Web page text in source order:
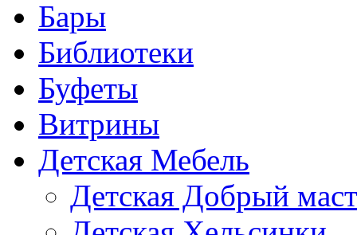
Бары
Библиотеки
Буфеты
Витрины
Детская Мебель
Детская Добрый